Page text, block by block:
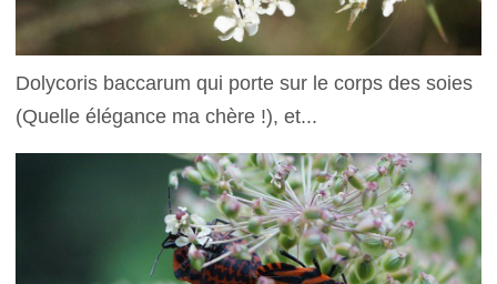
Dolycoris baccarum qui porte sur le corps des soies
(Quelle élégance ma chère !), et...